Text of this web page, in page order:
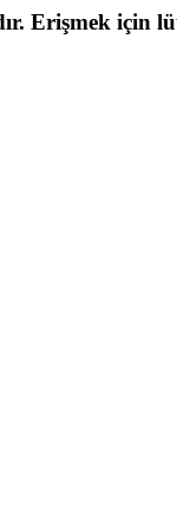
Erişmek için